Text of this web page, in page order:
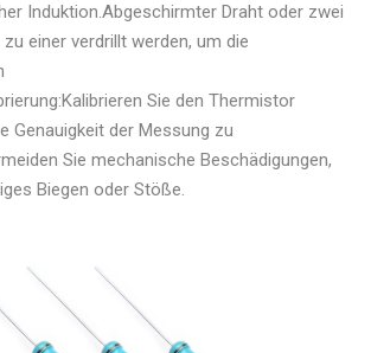
Induktion.Abgeschirmter Draht oder zwei
einer verdrillt werden, um die
Sie den Thermistor
Genauigkeit der Messung zu
Sie mechanische Beschädigungen,
Biegen oder Stöße.